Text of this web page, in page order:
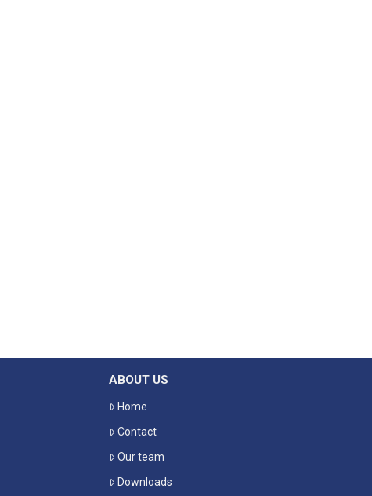
ABOUT US
Home
Contact
Our team
Downloads